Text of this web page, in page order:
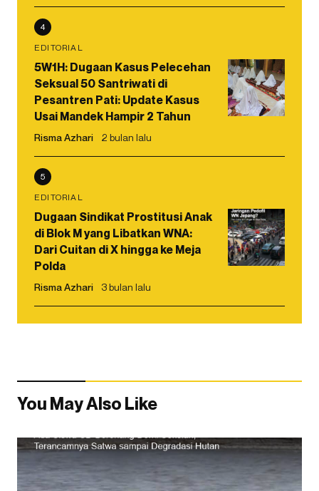
4
EDITORIAL
5W1H: Dugaan Kasus Pelecehan
Seksual 50 Santriwati di
Pesantren Pati: Update Kasus
Usai Mandek Hampir 2 Tahun
Risma Azhari 2 bulan lalu
5
EDITORIAL
Dugaan Sindikat Prostitusi Anak
di Blok M yang Libatkan WNA:
Dari Cuitan di X hingga ke Meja
Polda
Risma Azhari 3 bulan lalu
You May Also Like